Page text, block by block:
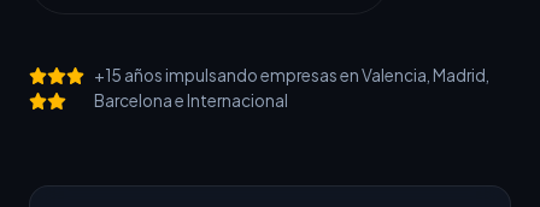
+15 años impulsando empresas en Valencia, Madrid,
Barcelona e Internacional